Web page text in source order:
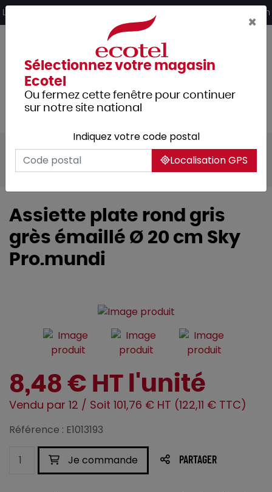
Livraison offerte dès 249€ HT d’achat et retrait 2h en magasin
Tous les produits
Arts de la table
Vaisselle
Assiettes & services
Assiette plate rond gris
grès émaillé Ø 20 cm Sky
Pro.mundi
8,48 € HT l'unité
Vendu par 12 / Soit 101,76 € HT (122,11 € TTC)
Référence : E1013193
Je commande PARTAGER
×
Sélectionnez votre magasin
Ecotel
Ou fermez cette fenêtre pour continuer
sur notre site national
Indiquez votre code postal
Localisation GPS
Panneau de gestion des cookies